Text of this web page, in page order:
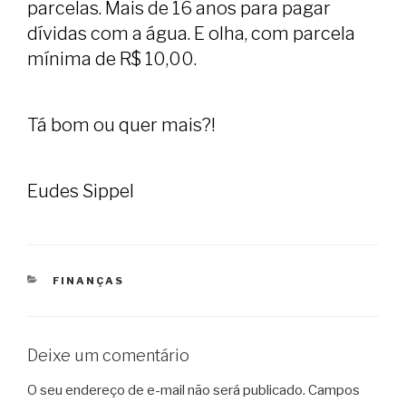
parcelas. Mais de 16 anos para pagar
dívidas com a água. E olha, com parcela
mínima de R$ 10,00.
Tá bom ou quer mais?!
Eudes Sippel
CATEGORIAS
FINANÇAS
Deixe um comentário
O seu endereço de e-mail não será publicado. Campos